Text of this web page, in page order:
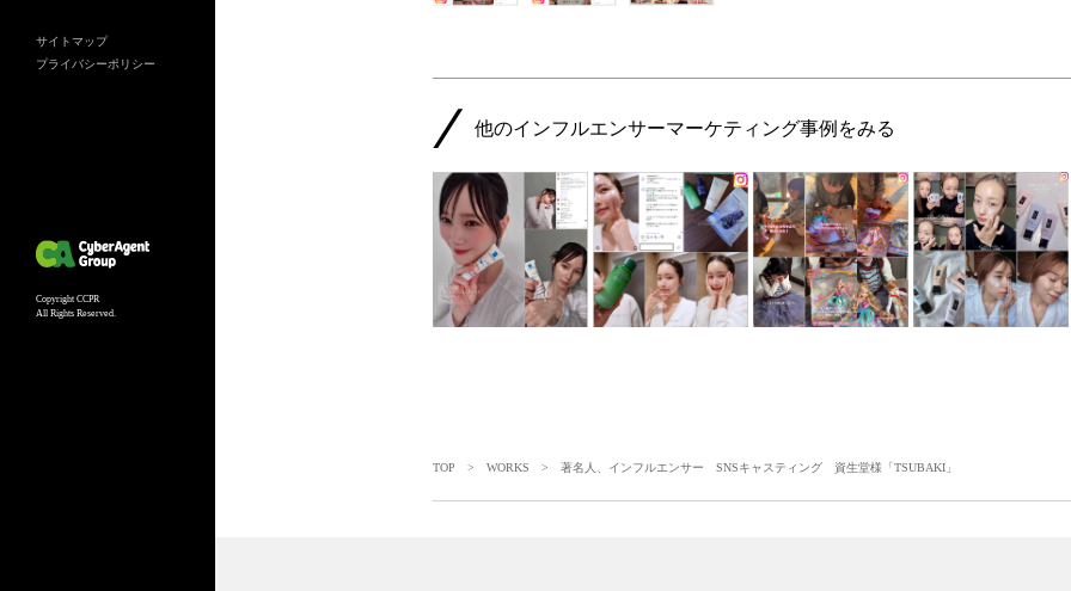
サイトマップ
プライバシーポリシー
Copyright CCPR
All Rights Reserved.
他のインフルエンサーマーケティング事例をみる
TOP > WORKS > 著名人、インフルエンサー SNSキャスティング 資生堂様「TSUBAKI」